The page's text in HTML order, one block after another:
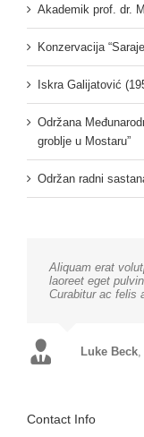
Akademik prof. dr.
Konzervacija
Iskra Galijatović
Održana
groblje u Mostaru”
Održan radni
Aliquam erat
laoreet eget
Curabitur ac felis
Luke Beck
Contact Info